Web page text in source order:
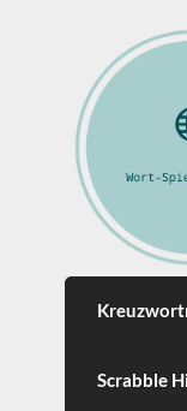
Scrabble